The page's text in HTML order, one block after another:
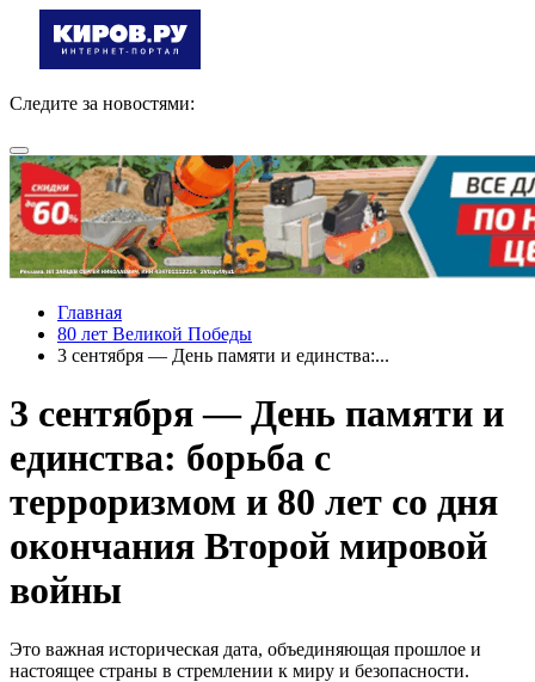
Следите за новостями:
Главная
80 лет Великой Победы
3 сентября — День памяти и единства:...
3 сентября — День памяти и
единства: борьба с
терроризмом и 80 лет со дня
окончания Второй мировой
войны
Это важная историческая дата, объединяющая прошлое и
настоящее страны в стремлении к миру и безопасности.